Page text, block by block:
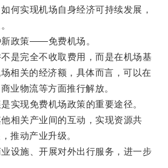
实现机场自身经济可持续发展，
政策——免费机场。
完全不收取费用，而是在机场基
相关的经济额，具体而言，可以在
业物流等方面推行解放。
现免费机场政策的重要途径。
关产业间的互动，实现资源共
推动产业升级。
施、开展对外出行服务，进一步